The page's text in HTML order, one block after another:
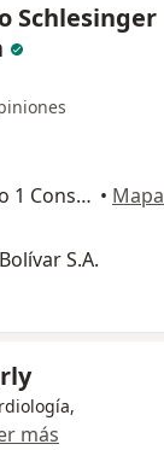
Schlesinger
Diag. 115A # 70C-75 Casa 7 piso 1 Cons 4, Bogotá • Mapa
S.A.
más